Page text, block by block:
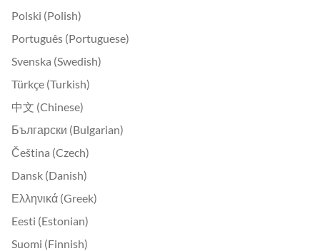
Polski (Polish)
Português (Portuguese)
Svenska (Swedish)
Türkçe (Turkish)
中文 (Chinese)
Български (Bulgarian)
Čeština (Czech)
Dansk (Danish)
Ελληνικά (Greek)
Eesti (Estonian)
Suomi (Finnish)